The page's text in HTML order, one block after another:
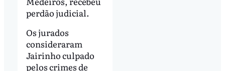
perdão judicial.
Os jurados
consideraram
Jairinho culpado
pelos crimes de